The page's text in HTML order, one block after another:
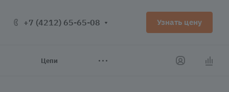
+7 (4212) 65-65-08 Узнать цену
Цепи